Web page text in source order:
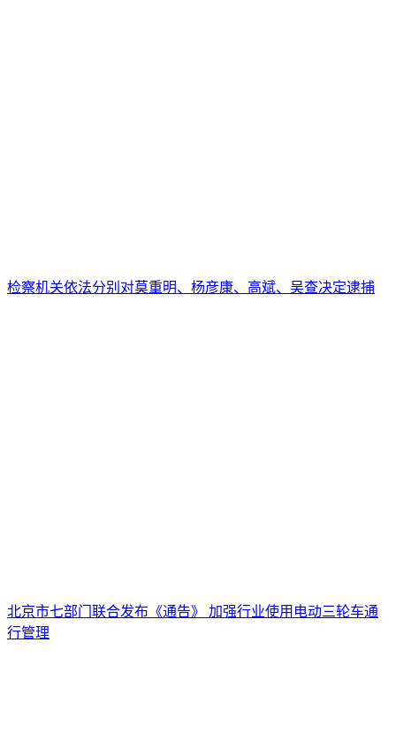
检察机关依法分别对莫重明、杨彦康、高斌、吴查决定逮捕
北京市七部门联合发布《通告》 加强行业使用电动三轮车通
行管理